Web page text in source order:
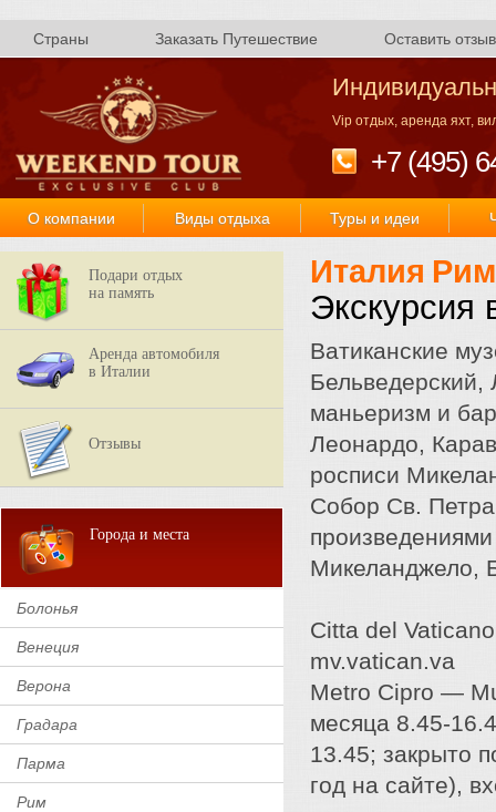
Страны Заказать Путешествие Оставить отзыв
Vip отдых, аренда яхт,
+7 (495)
О компании Виды отдыха Туры и идеи
Подари отдых
на память
Аренда автомобиля
в Италии
Отзывы
Города и места
Болонья
Венеция
Верона
Градара
Парма
Рим
Италия Рим
Экскурсия
Ватиканские
Бельведерский,
маньеризм и
Леонардо,
росписи
Собор Св.
Микеланджело,
Citta del
mv.vatican.va
Metro Cipro —
месяца 8.45-
13.45; закрыто
год на сайте),